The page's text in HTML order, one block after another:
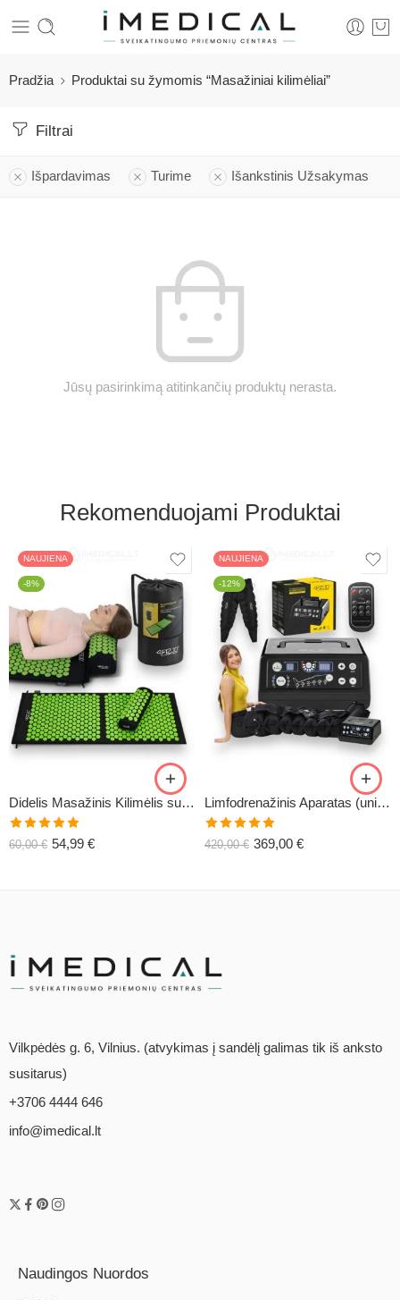
Pradžia Produktai su žymomis “Masažiniai kilimėliai”
Filtrai
Išpardavimas Turime Išankstinis Užsakymas
Jūsų pasirinkimą atitinkančių produktų nerasta.
Rekomenduojami Produktai
NAUJIENA
-8%
Didelis Masažinis Kilimėlis su Pagalve XL-CLASSIC1
Įvertinimas:
5.00
60,00€ 54,99 €
NAUJIENA
-12%
Limfodrenažinis Aparatas (universalus) C6
Įvertinimas:
5.00
420,00€ 369,00 €
Vilkpėdės g. 6, Vilnius. (atvykimas į sandėlį galimas tik iš anksto
susitarus)
+3706 4444 646
info@imedical.lt
Naudingos Nuordos